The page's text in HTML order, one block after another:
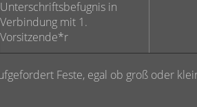
Unterschriftsbefugnis in
Verbindung mit 1.
Vorsitzende*r
Feste, egal ob groß oder